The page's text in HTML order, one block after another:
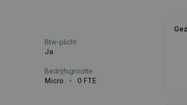
Btw-plicht
Ja
Bedrijfsgrootte
Micro
0 FTE